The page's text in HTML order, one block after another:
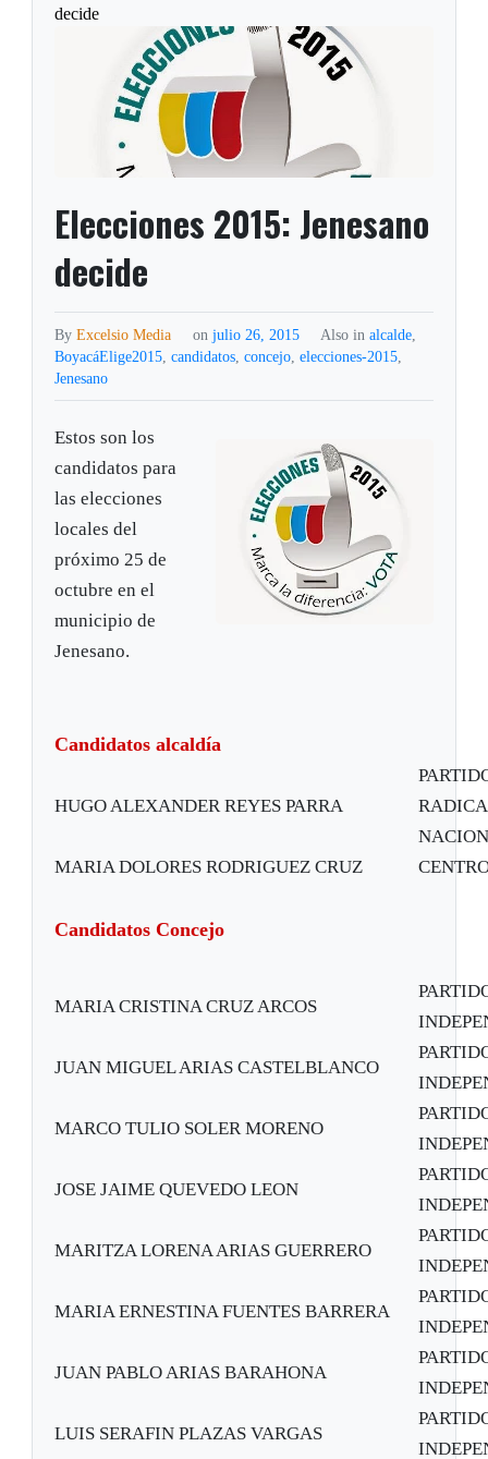
decide
Elecciones 2015: Jenesano
decide
ByExcelsio Media on julio 26, 2015 Also in alcalde,
BoyacáElige2015,candidatos,concejo,elecciones-2015,
Jenesano
Estos son los
candidatos para
las elecciones
locales del
próximo 25 de
octubre en el
municipio de
Jenesano.
Candidatos alcaldía
HUGO ALEXANDER REYES PARRA
MARIA DOLORES RODRIGUEZ CRUZ
Candidatos Concejo
MARIA CRISTINA CRUZ ARCOS
JUAN MIGUEL ARIAS CASTELBLANCO
MARCO TULIO SOLER MORENO
JOSE JAIME QUEVEDO LEON
MARITZA LORENA ARIAS GUERRERO
MARIA ERNESTINA FUENTES BARRERA
JUAN PABLO ARIAS BARAHONA
LUIS SERAFIN PLAZAS VARGAS